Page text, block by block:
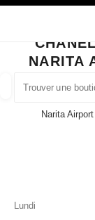
HAUTE JOAILLERIE
FERMER LA FICHE
NARITA
Narita
Lundi